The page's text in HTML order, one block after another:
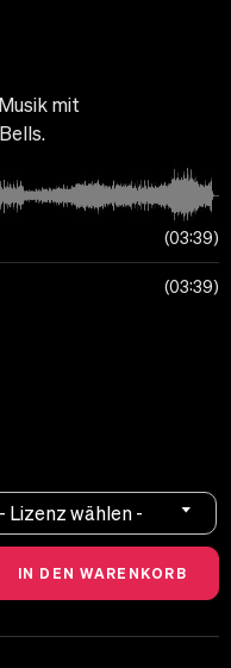
mit
03:39
03:39
- Lizenz wählen -